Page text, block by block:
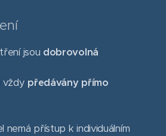
jsou dobrovolná
vždy předávány přímo
nemá přístup k individuálním